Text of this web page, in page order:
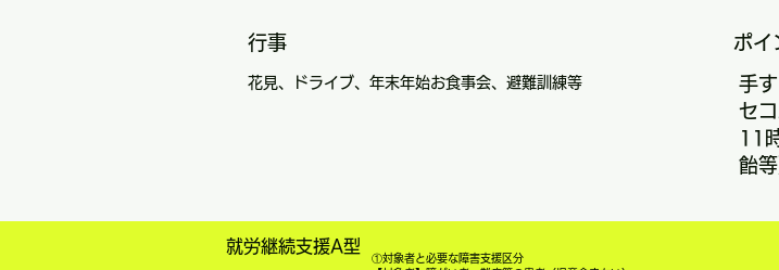
行事
花見、ドライブ、年末年始お食事会、避難訓練等
ポイ
手
セ
11
飴等
就労継続支援A型
①対象者と必要な障害支援区分